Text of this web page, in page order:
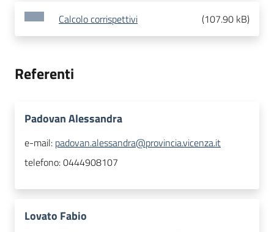
Calcolo corrispettivi (107.90 kB)
Referenti
Padovan Alessandra
e-mail: padovan.alessandra@provincia.vicenza.it
telefono:0444908107
Lovato Fabio